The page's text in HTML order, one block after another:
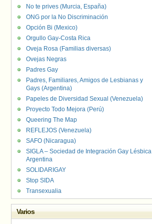
No te prives (Murcia, España)
ONG por la No Discriminación
Opción Bi (Mexico)
Orgullo Gay-Costa Rica
Oveja Rosa (Familias diversas)
Ovejas Negras
Padres Gay
Padres, Familiares, Amigos de Lesbianas y
Gays (Argentina)
Papeles de Diversidad Sexual (Venezuela)
Proyecto Todo Mejora (Perú)
Queering The Map
REFLEJOS (Venezuela)
SAFO (Nicaragua)
SIGLA – Sociedad de Integración Gay Lésbica
Argentina
SOLIDARIGAY
Stop SIDA
Transexualia
Varios